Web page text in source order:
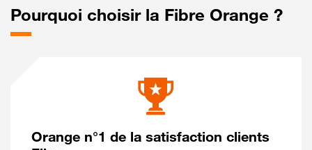
Pourquoi choisir la Fibre Orange ?
Orange n°1 de la satisfaction clients